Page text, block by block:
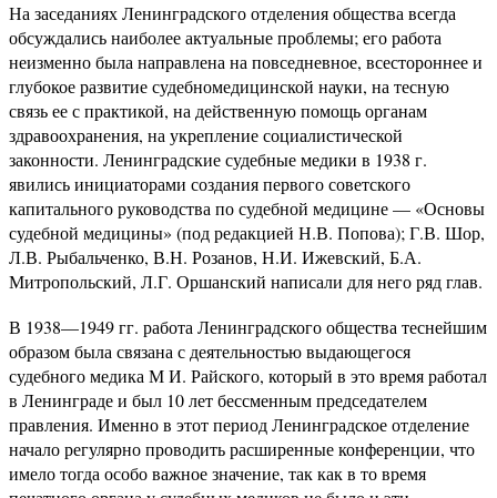
На заседаниях Ленинградского отделения общества всегда
обсуждались наиболее актуальные проблемы; его работа
неизменно была направлена на повседневное, всестороннее и
глубокое развитие судебномедицинской науки, на тесную
связь ее с практикой, на действенную помощь органам
здравоохранения, на укрепление социалистической
законности. Ленинградские судебные медики в 1938 г.
явились инициаторами создания первого советского
капитального руководства по судебной медицине — «Основы
судебной медицины» (под редакцией Н.В. Попова); Г.В. Шор,
Л.В. Рыбальченко, В.Н. Розанов, Н.И. Ижевский, Б.А.
Митропольский, Л.Г. Оршанский написали для него ряд глав.
В 1938—1949 гг. работа Ленинградского общества теснейшим
образом была связана с деятельностью выдающегося
судебного медика М И. Райского, который в это время работал
в Ленинграде и был 10 лет бессменным председателем
правления. Именно в этот период Ленинградское отделение
начало регулярно проводить расширенные конференции, что
имело тогда особо важное значение, так как в то время